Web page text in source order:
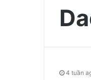
4 tuần